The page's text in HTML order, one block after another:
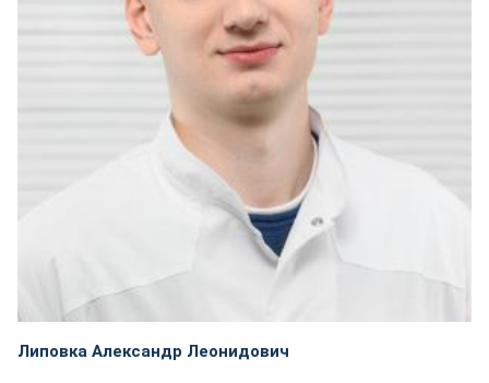
Липовка Александр Леонидович